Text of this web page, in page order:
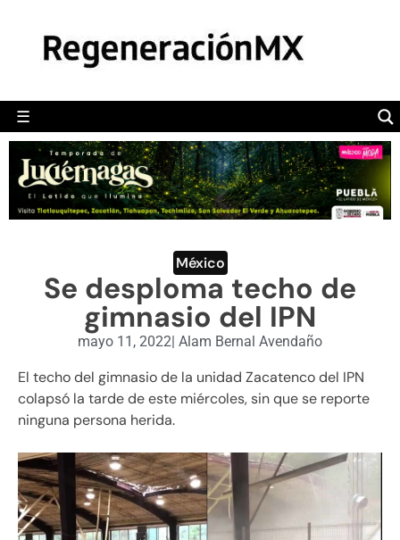
☰
POLÍTICA
CAMALEÓN
OPINIÓN
DEPORTES
ENGLISH SECTION
VIDEOS
México
Se desploma techo de
gimnasio del IPN
mayo 11, 2022| Alam Bernal Avendaño
El techo del gimnasio de la unidad Zacatenco del IPN
colapsó la tarde de este miércoles, sin que se reporte
ninguna persona herida.